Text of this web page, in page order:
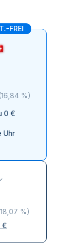
FREI
(16,84 %)
0 €
Uhr
18,07 %)
€